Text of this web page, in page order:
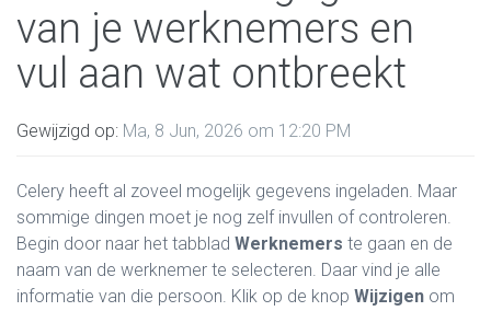
van je werknemers en
vul aan wat ontbreekt
Gewijzigd op: Ma, 8 Jun, 2026 om 12:20 PM
Celery heeft al zoveel mogelijk gegevens ingeladen. Maar
sommige dingen moet je nog zelf invullen of controleren.
Begin door naar het tabblad Werknemers te gaan en de
naam van de werknemer te selecteren. Daar vind je alle
informatie van die persoon. Klik op de knop Wijzigen om